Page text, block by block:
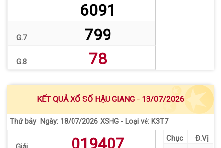
6091
G.7 799
G.8 78
KẾT QUẢ XỔ SỐ HẬU GIANG - 18/07/2026
Thứ bảy Ngày: 18/07/2026 XSHG - Loại vé: K3T7
019407 Chục
Đ.Vị